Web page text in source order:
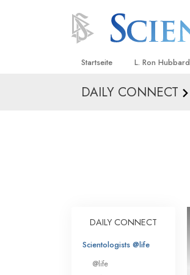
Startseite L. Ron Hubbard
DAILY CONNECT
DAILY CONNECT
Scientologists @life
@life